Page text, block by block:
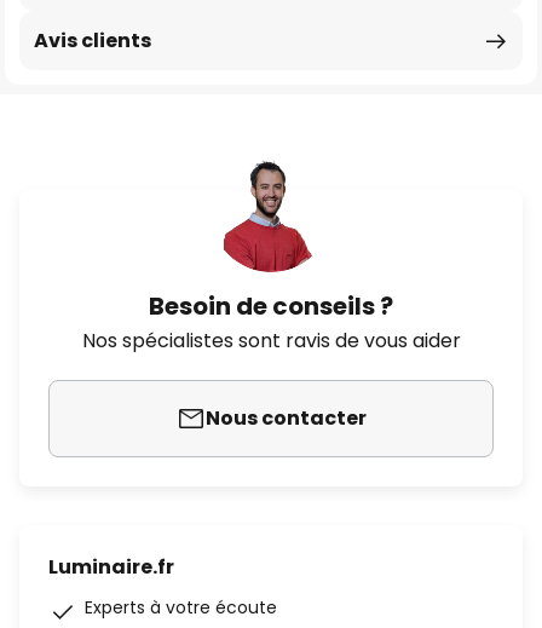
Avis clients
Besoin de conseils ?
Nos spécialistes sont ravis de vous aider
Nous contacter
Luminaire.fr
Experts à votre écoute